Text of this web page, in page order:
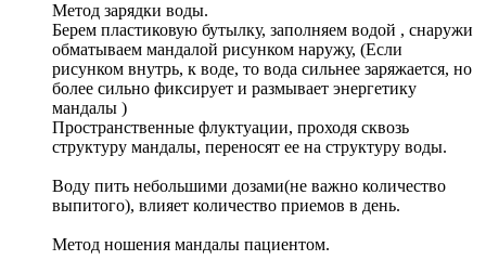
Метод зарядки воды.
Берем пластиковую бутылку, заполняем водой , снаружи
обматываем мандалой рисунком наружу, (Если
рисунком внутрь, к воде, то вода сильнее заряжается, но
более сильно фиксирует и размывает энергетику
мандалы )
Пространственные флуктуации, проходя сквозь
структуру мандалы, переносят ее на структуру воды.
Воду пить небольшими дозами(не важно количество
выпитого), влияет количество приемов в день.
Метод ношения мандалы пациентом.